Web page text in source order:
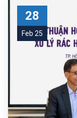
28
Feb 25